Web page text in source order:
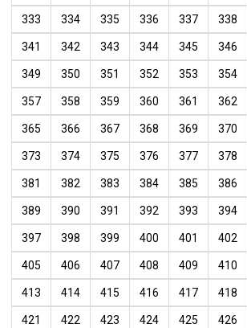
333 334 335 336 337 338
341 342 343 344 345 346
349 350 351 352 353 354
357 358 359 360 361 362
365 366 367 368 369 370
373 374 375 376 377 378
381 382 383 384 385 386
389 390 391 392 393 394
397 398 399 400 401 402
405 406 407 408 409 410
413 414 415 416 417 418
421 422 423 424 425 426